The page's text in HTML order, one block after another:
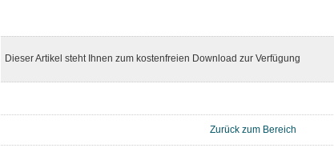
Dieser Artikel steht Ihnen zum kostenfreien Download zur Verfügung
Zurück zum Bereich